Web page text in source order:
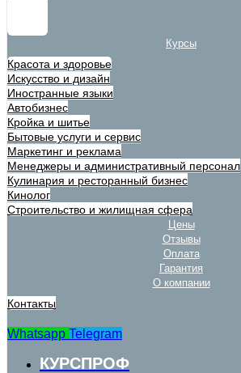
Курсы
Красота и здоровье
Искусство и дизайн
Иностранные языки
Автобизнес
Кройка и шитье
Бытовые услуги и сервис
Маркетинг и реклама
Менеджеры и административный персонал
Кулинария и ресторанный бизнес
Кинолог
Строительство и жилищная сфера
Цены
Отзывы
Оплата
Гарантия
О компании
Контакты
Whatsapp Telegram
КУРСПРОФ